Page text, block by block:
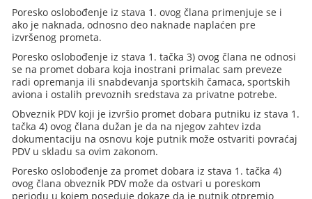
Poresko oslobođenje iz stava 1. ovog člana primenjuje se i
ako je naknada, odnosno deo naknade naplaćen pre
izvršenog prometa.
Poresko oslobođenje iz stava 1. tačka 3) ovog člana ne odnosi
se na promet dobara koja inostrani primalac sam preveze
radi opremanja ili snabdevanja sportskih čamaca, sportskih
aviona i ostalih prevoznih sredstava za privatne potrebe.
Obveznik PDV koji je izvršio promet dobara putniku iz stava 1.
tačka 4) ovog člana dužan je da na njegov zahtev izda
dokumentaciju na osnovu koje putnik može ostvariti povraćaj
PDV u skladu sa ovim zakonom.
Poresko oslobođenje za promet dobara iz stava 1. tačka 4)
ovog člana obveznik PDV može da ostvari u poreskom
periodu u kojem poseduje dokaze da je putnik otpremio